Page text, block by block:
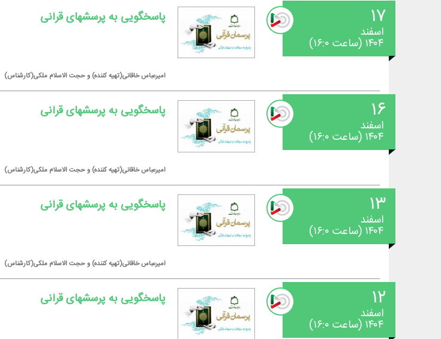
۱۷
اسفند
۱۴۰۴ (ساعت ۱۶:۰)
پاسخگویی به پرسشهای قرآنی
امیرعباس خاقانی(تهیه كننده) و حجت الاسلام ملكی(كارشناس)
۱۶
اسفند
۱۴۰۴ (ساعت ۱۶:۰)
پاسخگویی به پرسشهای قرآنی
امیرعباس خاقانی(تهیه كننده) و حجت الاسلام ملكی(كارشناس)
۱۳
اسفند
۱۴۰۴ (ساعت ۱۶:۰)
پاسخگویی به پرسشهای قرآنی
امیرعباس خاقانی(تهیه كننده) و حجت الاسلام ملكی(كارشناس)
۱۲
اسفند
۱۴۰۴ (ساعت ۱۶:۰)
پاسخگویی به پرسشهای قرآنی